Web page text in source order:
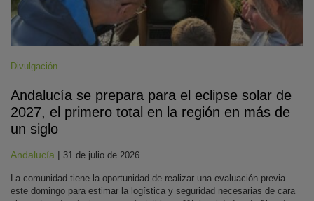
Divulgación
Andalucía se prepara para el eclipse solar de
2027, el primero total en la región en más de
un siglo
Andalucía | 31 de julio de 2026
La comunidad tiene la oportunidad de realizar una evaluación previa
este domingo para estimar la logística y seguridad necesarias de cara